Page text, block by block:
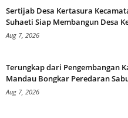
Sertijab Desa Kertasura
Suhaeti Siap Membangun Desa
Aug 7, 2026
Terungkap dari Pengembangan
Mandau Bongkar Peredaran
Aug 7, 2026